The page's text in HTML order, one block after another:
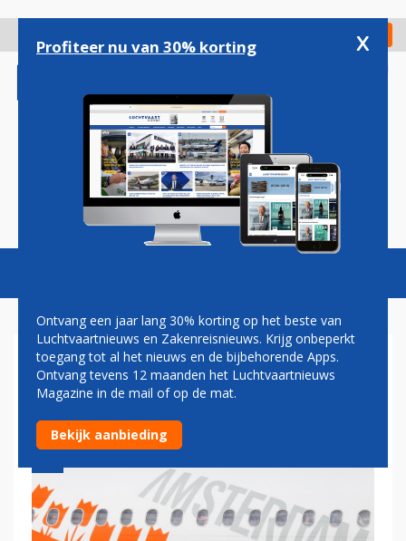
gaan
Check in
Magazine Podcasts Vacatures
EASYJET VLIEGT PER 1 JULI
WEER VANAF SCHIPHOL
Profiteer nu van 30% korting x
Ontvang een jaar lang 30% korting op het beste van
Luchtvaartnieuws en Zakenreisnieuws. Krijg onbeperkt
toegang tot al het nieuws en de bijbehorende Apps.
Ontvang tevens 12 maanden het Luchtvaartnieuws
Magazine in de mail of op de mat.
Bekijk aanbieding